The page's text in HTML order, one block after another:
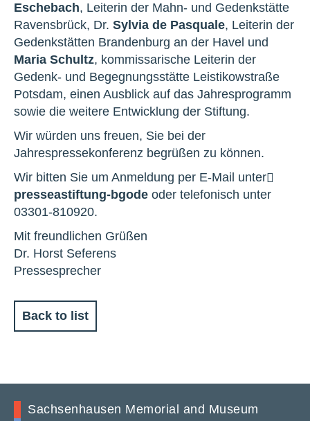
Eschebach, Leiterin der Mahn- und Gedenkstätte
Ravensbrück, Dr. Sylvia de Pasquale, Leiterin der
Gedenkstätten Brandenburg an der Havel und
Maria Schultz, kommissarische Leiterin der
Gedenk- und Begegnungsstätte Leistikowstraße
Potsdam, einen Ausblick auf das Jahresprogramm
sowie die weitere Entwicklung der Stiftung.
Wir würden uns freuen, Sie bei der
Jahrespressekonferenz begrüßen zu können.
Wir bitten Sie um Anmeldung per E-Mail unter
presseastiftung-bgode oder telefonisch unter
03301-810920.
Mit freundlichen Grüßen
Dr. Horst Seferens
Pressesprecher
Back to list
Sachsenhausen Memorial and Museum